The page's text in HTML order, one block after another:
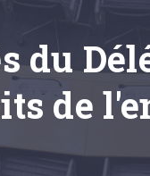
du
de